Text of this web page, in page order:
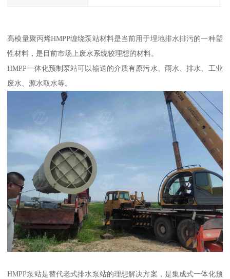
高模量聚丙烯HMPP缠绕泵站材料是当前用于埋地排水排污的一种塑
性材料，是目前市场上废水系统较理想的材料。
HMPP一体化预制泵站可以输送的介质有原污水、雨水、排水、工业
废水、源水取水等。
HMPP泵站是替代老式排水泵站的理想解决方案，是集成式一体化预